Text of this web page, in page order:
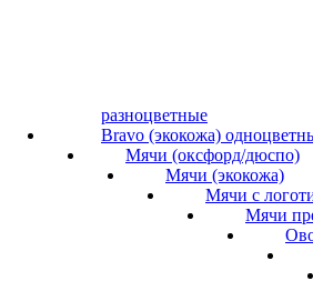
разноцветные
Bravo (экокожа)
Мячи (оксфорд/дюспо)
Мячи (экокожа)
Мячи с
Мячи